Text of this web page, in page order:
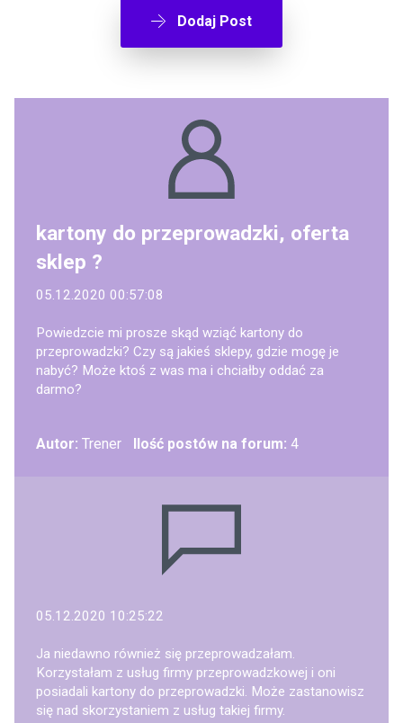
Dodaj Post
kartony do przeprowadzki, oferta
sklep ?
05.12.2020 00:57:08
Powiedzcie mi prosze skąd wziąć kartony do
przeprowadzki? Czy są jakieś sklepy, gdzie mogę je
nabyć? Może ktoś z was ma i chciałby oddać za
darmo?
Autor: Trener Ilość postów na forum: 4
05.12.2020 10:25:22
Ja niedawno również się przeprowadzałam.
Korzystałam z usług firmy przeprowadzkowej i oni
posiadali kartony do przeprowadzki. Może zastanowisz
się nad skorzystaniem z usług takiej firmy.